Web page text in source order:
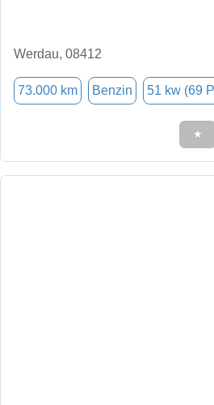
Werdau, 08412
73.000 km Benzin 51 kw (69
★